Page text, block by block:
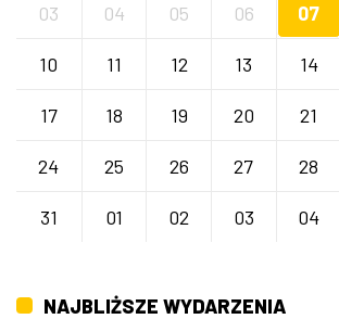
03 04 05 06 07
10 11 12 13 14
17 18 19 20 21
24 25 26 27 28
31 01 02 03 04
NAJBLIŻSZE WYDARZENIA